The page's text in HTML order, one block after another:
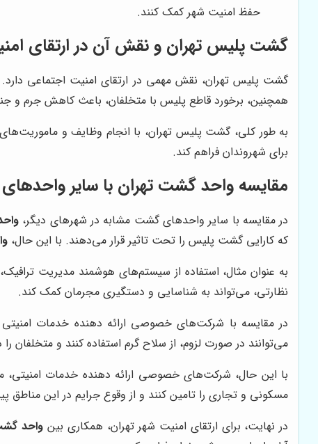
حفظ امنیت شهر کمک کنند.
گشت پلیس تهران و نقش آن در ارتقای
گشت پلیس تهران، نقش مهمی در ارتقای امنیت اجتماعی
همچنین، برخورد قاطع پلیس با متخلفان، باعث کاهش جرم و
به طور کلی، گشت پلیس تهران، با انجام وظایف و
برای شهروندان فراهم کند.
مقایسه واحد گشت تهران با سایر
در مقایسه با سایر واحدهای گشت مشابه در شهرهای دیگر،
که کارایی گشت پلیس را تحت تاثیر قرار می‌دهند. با این حال،
به عنوان مثال، استفاده از سیستم‌های هوشمند مدیریت
نظارتی، می‌تواند به شناسایی و دستگیری مجرمان کمک کند.
در مقایسه با شرکت‌های خصوصی ارائه دهنده خدمات امنیتی
می‌توانند در صورت لزوم، از سلاح گرم استفاده کنند و
با این حال، شرکت‌های خصوصی ارائه دهنده خدمات امنیتی،
مسکونی و تجاری را تامین کنند و از وقوع جرایم در این مناطق
در نهایت، برای ارتقای امنیت شهر تهران، همکاری بین واحد